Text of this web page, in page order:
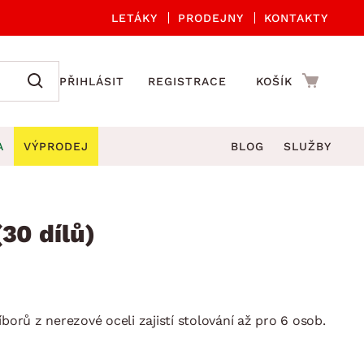
LETÁKY PRODEJNY KONTAKTY
PŘIHLÁSIT REGISTRACE KOŠÍK
židle a křesla
houpačky
VÝPRODEJ BLOG SLUŽBY
dílů)
z nerezové oceli zajistí stolování až pro 6 osob.